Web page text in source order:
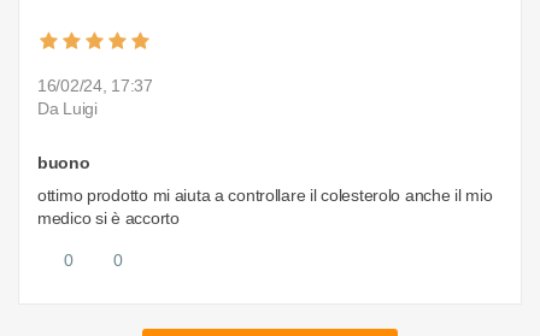
16/02/24, 17:37
Da Luigi
buono
ottimo prodotto mi aiuta a controllare il colesterolo anche il mio
medico si è accorto
0 0